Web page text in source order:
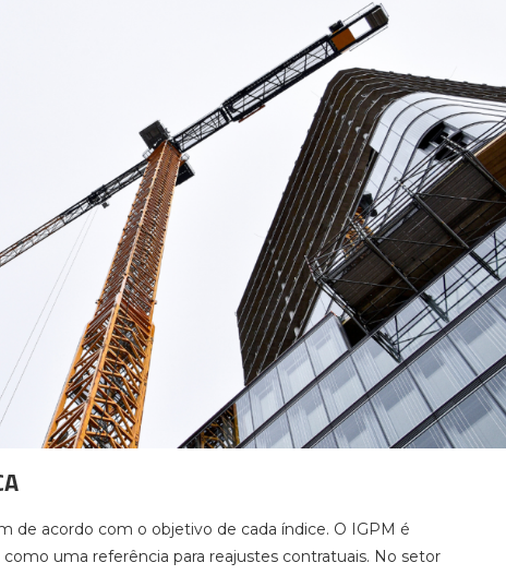
de acordo com o objetivo de cada índice. O IGPM é
uma referência para reajustes contratuais. No setor